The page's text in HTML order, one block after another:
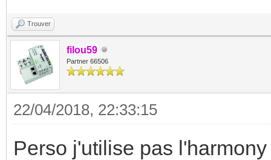
Trouver
filou59
Partner 66506
22/04/2018, 22:33:15
Perso j'utilise pas